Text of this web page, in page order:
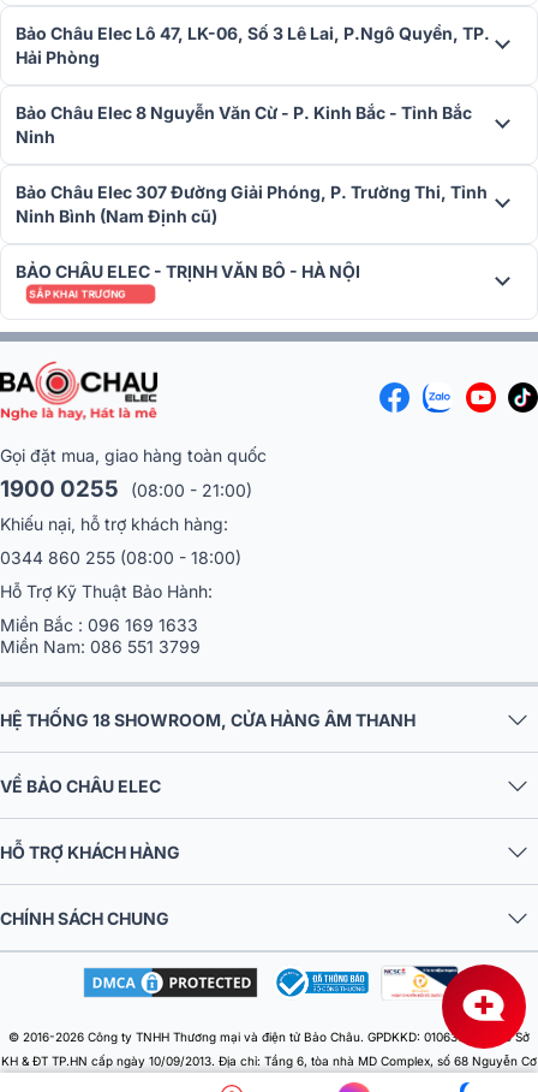
Bảo Châu Elec Lô 47, LK-06, Số 3 Lê Lai, P.Ngô Quyền, TP.
Hải Phòng
Bảo Châu Elec 8 Nguyễn Văn Cừ - P. Kinh Bắc - Tỉnh Bắc
Ninh
Bảo Châu Elec 307 Đường Giải Phóng, P. Trường Thi, Tỉnh
Ninh Bình (Nam Định cũ)
BẢO CHÂU ELEC - TRỊNH VĂN BÔ - HÀ NỘI
SẮP KHAI TRƯƠNG
Gọi đặt mua, giao hàng toàn quốc
1900 0255
(08:00 - 21:00)
Khiếu nại, hỗ trợ khách hàng:
0344 860 255 (08:00 - 18:00)
Hỗ Trợ Kỹ Thuật Bảo Hành:
Miền Bắc : 096 169 1633
Miền Nam: 086 551 3799
HỆ THỐNG 18 SHOWROOM, CỬA HÀNG ÂM THANH
VỀ BẢO CHÂU ELEC
HỖ TRỢ KHÁCH HÀNG
CHÍNH SÁCH CHUNG
© 2016-2026 Công ty TNHH Thương mại và điện tử Bảo Châu. GPDKKD: 0106303879 do Sở
KH & ĐT TP.HN cấp ngày 10/09/2013. Địa chỉ: Tầng 6, tòa nhà MD Complex, số 68 Nguyễn Cơ
Thạch, Phường Từ Liêm, Thành phố Hà Nội, Việt Nam. Điện thoại: 024 730 10 255. Email: